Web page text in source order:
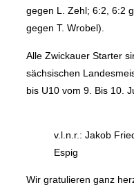
gegen L. Zehl; 6:2, 6:2
gegen T. Wrobel).
Alle Zwickauer Starter
sächsischen
bis U10 vom 9. Bis 10.
v.l.n.r.: Jakob
Espig
Wir gratulieren ganz